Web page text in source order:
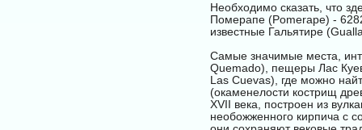
Необходимо сказать, что
Померапе (Pomerape) -
известные Гальятире
Самые значимые места,
Quemado), пещеры Лас
Las Cuevas), где можно
(окаменелости кострищ
XVII века, построен из
необожженного кирпича с